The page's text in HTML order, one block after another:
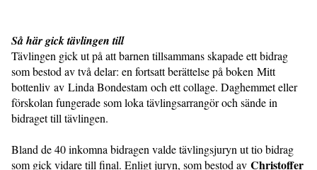
Så här gick tävlingen till
Tävlingen gick ut på att barnen tillsammans skapade ett bidrag
som bestod av två delar: en fortsatt berättelse på boken Mitt
bottenliv av Linda Bondestam och ett collage. Daghemmet eller
förskolan fungerade som loka tävlingsarrangör och sände in
bidraget till tävlingen.
Bland de 40 inkomna bidragen valde tävlingsjuryn ut tio bidrag
som gick vidare till final. Enligt juryn, som bestod av Christoffer